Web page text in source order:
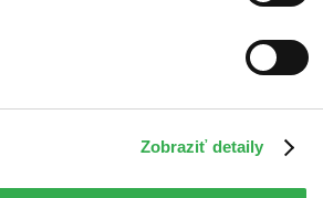
Zobraziť detaily